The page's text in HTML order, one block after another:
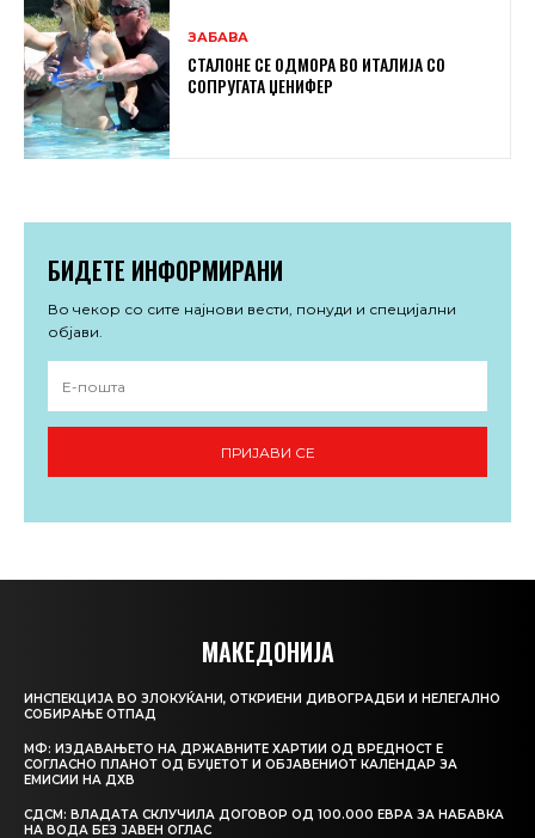
ЗАБАВА
СТАЛОНЕ СЕ ОДМОРА ВО ИТАЛИЈА СО
СОПРУГАТА ЏЕНИФЕР
БИДЕТЕ ИНФОРМИРАНИ
Во чекор со сите најнови вести, понуди и специјални
објави.
ПРИЈАВИ СЕ
МАКЕДОНИЈА
ИНСПЕКЦИЈА ВО ЗЛОКУЌАНИ, ОТКРИЕНИ ДИВОГРАДБИ И НЕЛЕГАЛНО
СОБИРАЊЕ ОТПАД
МФ: ИЗДАВАЊЕТО НА ДРЖАВНИТЕ ХАРТИИ ОД ВРЕДНОСТ Е
СОГЛАСНО ПЛАНОТ ОД БУЏЕТОТ И ОБЈАВЕНИОТ КАЛЕНДАР ЗА
ЕМИСИИ НА ДХВ
СДСМ: ВЛАДАТА СКЛУЧИЛА ДОГОВОР ОД 100.000 ЕВРА ЗА НАБАВКА
НА ВОДА БЕЗ ЈАВЕН ОГЛАС